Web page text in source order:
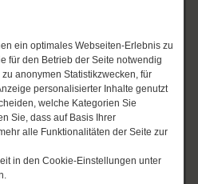
ein optimales Webseiten-Erlebnis zu
für den Betrieb der Seite notwendig
anonymen Statistikzwecken, für
personalisierter Inhalte genutzt
welche Kategorien Sie
Sie, dass auf Basis Ihrer
alle Funktionalitäten der Seite zur
in den Cookie-Einstellungen unter